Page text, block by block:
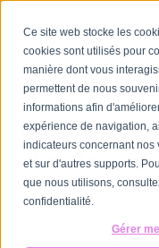
Ce site web stocke les
cookies sont utilisés pour
manière dont vous
permettent de nous
informations afin
expérience de navigation,
indicateurs concernant nos
et sur d'autres supports.
que nous utilisons,
confidentialité.
Gérer
Soulager
douleurs
Bienvenue chez
rééducation,